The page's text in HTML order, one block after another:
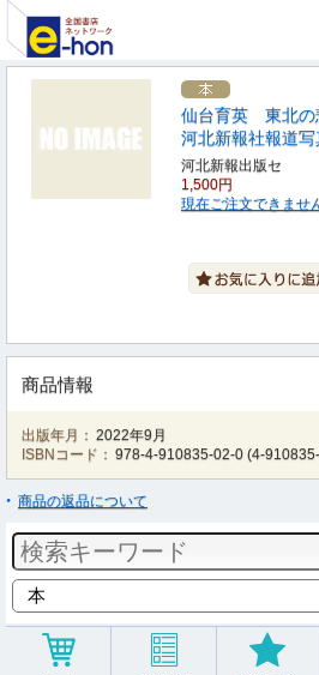
仙台育英 東北の
河北新報社報道写
河北新報出版セ
1,500円
現在ご注文できませ
商品情報
出版年月： 2022年9月
ISBNコード： 978-4-910835-02-0 (4-
商品の返品について